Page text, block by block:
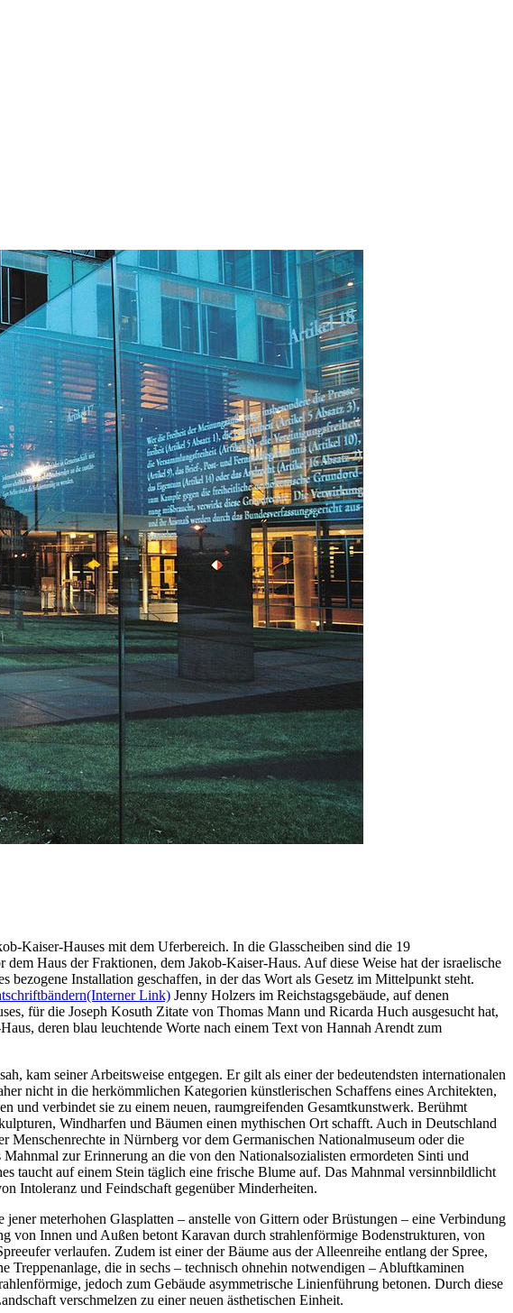
Kaiser-Hauses mit dem Uferbereich. In die Glasscheiben sind die 19
Haus der Fraktionen, dem Jakob-Kaiser-Haus. Auf diese Weise hat der israelische
Installation geschaffen, in der das Wort als Gesetz im Mittelpunkt steht.
(Interner Link) Jenny Holzers im Reichstagsgebäude, auf denen
für die Joseph Kosuth Zitate von Thomas Mann und Ricarda Huch ausgesucht hat,
deren blau leuchtende Worte nach einem Text von Hannah Arendt zum
kam seiner Arbeitsweise entgegen. Er gilt als einer der bedeutendsten internationalen
nicht in die herkömmlichen Kategorien künstlerischen Schaffens eines Architekten,
und verbindet sie zu einem neuen, raumgreifenden Gesamtkunstwerk. Berühmt
Windharfen und Bäumen einen mythischen Ort schafft. Auch in Deutschland
Menschenrechte in Nürnberg vor dem Germanischen Nationalmuseum oder die
zur Erinnerung an die von den Nationalsozialisten ermordeten Sinti und
taucht auf einem Stein täglich eine frische Blume auf. Das Mahnmal versinnbildlicht
Intoleranz und Feindschaft gegenüber Minderheiten.
meterhohen Glasplatten – anstelle von Gittern oder Brüstungen – eine Verbindung
von Innen und Außen betont Karavan durch strahlenförmige Bodenstrukturen, von
verlaufen. Zudem ist einer der Bäume aus der Alleenreihe entlang der Spree,
die in sechs – technisch ohnehin notwendigen – Abluftkaminen
jedoch zum Gebäude asymmetrische Linienführung betonen. Durch diese
verschmelzen zu einer neuen ästhetischen Einheit.